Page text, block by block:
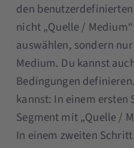
den
nicht „Quelle /
auswählen, sondern
Medium. Du kannst
Bedingungen
kannst: In einem
Segment mit „Quelle /
In einem zweiten